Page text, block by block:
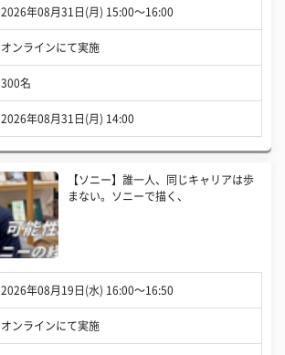
2026年08月31日(月) 15:00〜16:00
オンラインにて実施
300名
2026年08月31日(月) 14:00
【ソニー】誰一人、同じキャリアは歩
まない。ソニーで描く、
2026年08月19日(水) 16:00〜16:50
オンラインにて実施